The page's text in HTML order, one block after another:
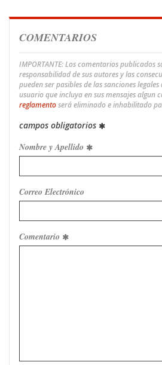
COMENTARIOS
IMPORTANTE: Los comentarios publicados
responsabilidad de sus autores y las
pueden ser pasibles de las sanciones
usuario que incluya en sus mensajes algun
reglamentoserá eliminado e inhabilitado
campos obligatorios
Nombre y Apellido
Correo Electrónico
Comentario